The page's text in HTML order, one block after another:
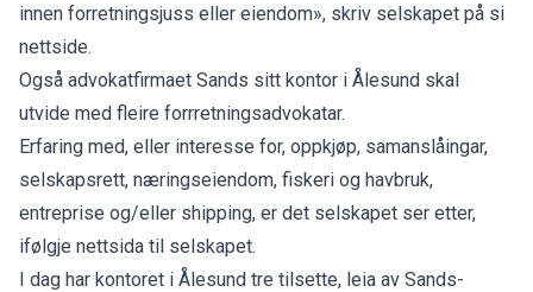
innen forretningsjuss eller eiendom», skriv selskapet på si
nettside.
Også advokatfirmaet Sands sitt kontor i Ålesund skal
utvide med fleire forrretningsadvokatar.
Erfaring med, eller interesse for, oppkjøp, samanslåingar,
selskapsrett, næringseiendom, fiskeri og havbruk,
entreprise og/eller shipping, er det selskapet ser etter,
ifølgje nettsida til selskapet.
I dag har kontoret i Ålesund tre tilsette, leia av Sands-